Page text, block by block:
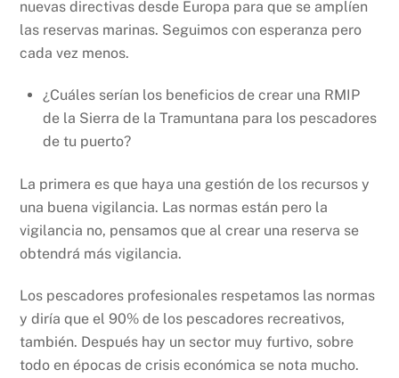
nuevas directivas desde Europa para que se amplíen
las reservas marinas. Seguimos con esperanza pero
cada vez menos.
¿Cuáles serían los beneficios de crear una RMIP
de la Sierra de la Tramuntana para los pescadores
de tu puerto?
La primera es que haya una gestión de los recursos y
una buena vigilancia. Las normas están pero la
vigilancia no, pensamos que al crear una reserva se
obtendrá más vigilancia.
Los pescadores profesionales respetamos las normas
y diría que el 90% de los pescadores recreativos,
también. Después hay un sector muy furtivo, sobre
todo en épocas de crisis económica se nota mucho.